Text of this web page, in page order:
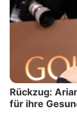
Rückzug:
für ihre